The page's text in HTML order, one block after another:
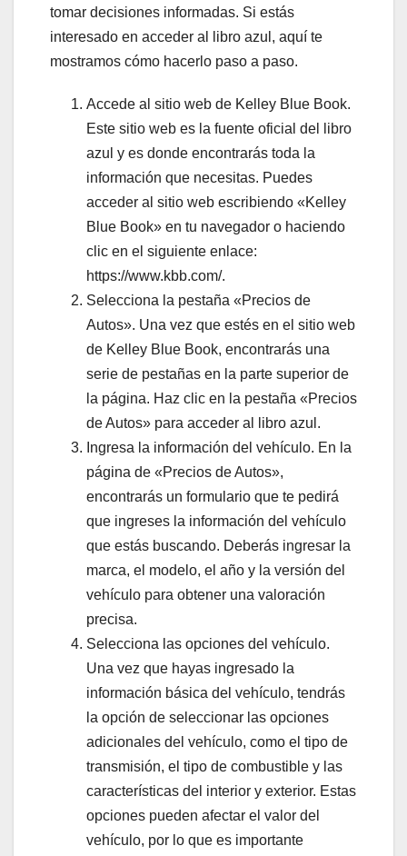
tomar decisiones informadas. Si estás
interesado en acceder al libro azul, aquí te
mostramos cómo hacerlo paso a paso.
Accede al sitio web de Kelley Blue Book.
Este sitio web es la fuente oficial del libro
azul y es donde encontrarás toda la
información que necesitas. Puedes
acceder al sitio web escribiendo «Kelley
Blue Book» en tu navegador o haciendo
clic en el siguiente enlace:
https://www.kbb.com/.
Selecciona la pestaña «Precios de
Autos». Una vez que estés en el sitio web
de Kelley Blue Book, encontrarás una
serie de pestañas en la parte superior de
la página. Haz clic en la pestaña «Precios
de Autos» para acceder al libro azul.
Ingresa la información del vehículo. En la
página de «Precios de Autos»,
encontrarás un formulario que te pedirá
que ingreses la información del vehículo
que estás buscando. Deberás ingresar la
marca, el modelo, el año y la versión del
vehículo para obtener una valoración
precisa.
Selecciona las opciones del vehículo.
Una vez que hayas ingresado la
información básica del vehículo, tendrás
la opción de seleccionar las opciones
adicionales del vehículo, como el tipo de
transmisión, el tipo de combustible y las
características del interior y exterior. Estas
opciones pueden afectar el valor del
vehículo, por lo que es importante